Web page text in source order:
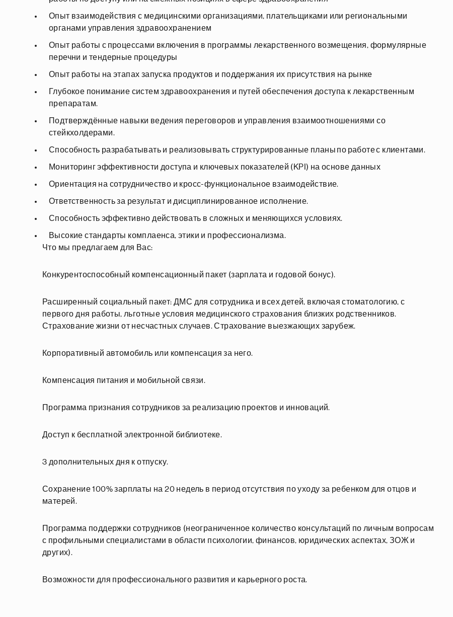
Опыт взаимодействия с медицинскими организациями, плательщиками или региональными
органами управления здравоохранением
Опыт работы с процессами включения в программы лекарственного возмещения, формулярные
перечни и тендерные процедуры
Опыт работы на этапах запуска продуктов и поддержания их присутствия на рынке
Глубокое понимание систем здравоохранения и путей обеспечения доступа к лекарственным
препаратам.
Подтверждённые навыки ведения переговоров и управления взаимоотношениями со
стейкхолдерами.
Способность разрабатывать и реализовывать структурированные планы по работе с клиентами.
Мониторинг эффективности доступа и ключевых показателей (KPI) на основе данных
Ориентация на сотрудничество и кросс-функциональное взаимодействие.
Ответственность за результат и дисциплинированное исполнение.
Способность эффективно действовать в сложных и меняющихся условиях.
Высокие стандарты комплаенса, этики и профессионализма.
Что мы предлагаем для Вас:
Конкурентоспособный компенсационный пакет (зарплата и годовой бонус).
Расширенный социальный пакет: ДМС для сотрудника и всех детей, включая стоматологию, с
первого дня работы, льготные условия медицинского страхования близких родственников.
Страхование жизни от несчастных случаев. Страхование выезжающих зарубеж.
Корпоративный автомобиль или компенсация за него.
Компенсация питания и мобильной связи.
Программа признания сотрудников за реализацию проектов и инноваций.
Доступ к бесплатной электронной библиотеке.
3 дополнительных дня к отпуску.
Сохранение 100% зарплаты на 20 недель в период отсутствия по уходу за ребенком для отцов и
матерей.
Программа поддержки сотрудников (неограниченное количество консультаций по личным вопросам
с профильными специалистами в области психологии, финансов, юридических аспектах, ЗОЖ и
других).
Возможности для профессионального развития и карьерного роста.